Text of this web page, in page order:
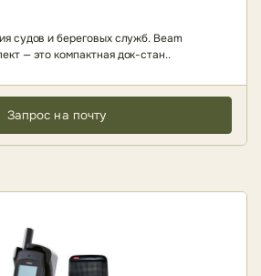
судов и береговых служб. Beam
— это компактная док-стан..
Запрос на почту